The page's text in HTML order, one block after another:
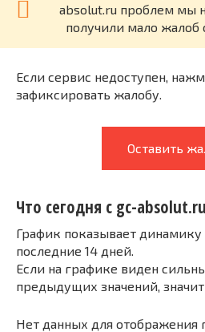
absolut.ru проблем мы
получили мало жалоб
Если сервис недоступен,
зафиксировать жалобу.
Оставить
Что сегодня с gc-absolut.ru
График показывает динамику
последние 14 дней.
Если на графике виден
предыдущих значений,
Нет данных для отображения